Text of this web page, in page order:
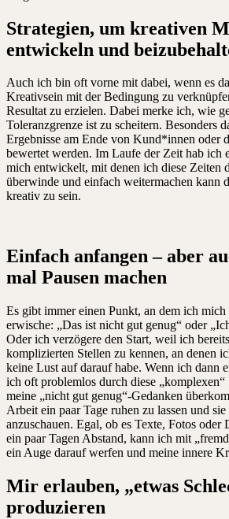
Strategien, um kreativen
entwickeln und
Auch ich bin oft vorne mit dabei, wenn es
Kreativsein mit der Bedingung zu
Resultat zu erzielen. Dabei merke ich, wie
Toleranzgrenze ist zu scheitern. Besonders
Ergebnisse am Ende von Kund*innen oder
bewertet werden. Im Laufe der Zeit hab ich
mich entwickelt, mit denen ich diese Zeiten
überwinde und einfach weitermachen kann
kreativ zu sein.
Einfach anfangen – aber
mal Pausen machen
Es gibt immer einen Punkt, an dem ich mich
erwische: „Das ist nicht gut genug“ oder
Oder ich verzögere den Start, weil ich
komplizierten Stellen zu kennen, an denen
keine Lust auf darauf habe. Wenn ich dann
ich oft problemlos durch diese
meine „nicht gut genug“-Gedanken
Arbeit ein paar Tage ruhen zu lassen und
anzuschauen. Egal, ob es Texte, Fotos oder
ein paar Tagen Abstand, kann ich mit
ein Auge darauf werfen und meine innere
Mir erlauben, „etwas
produzieren